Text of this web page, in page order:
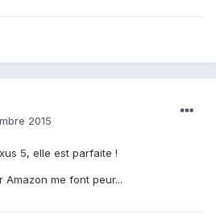
2015
5, elle est parfaite !
Amazon me font peur...